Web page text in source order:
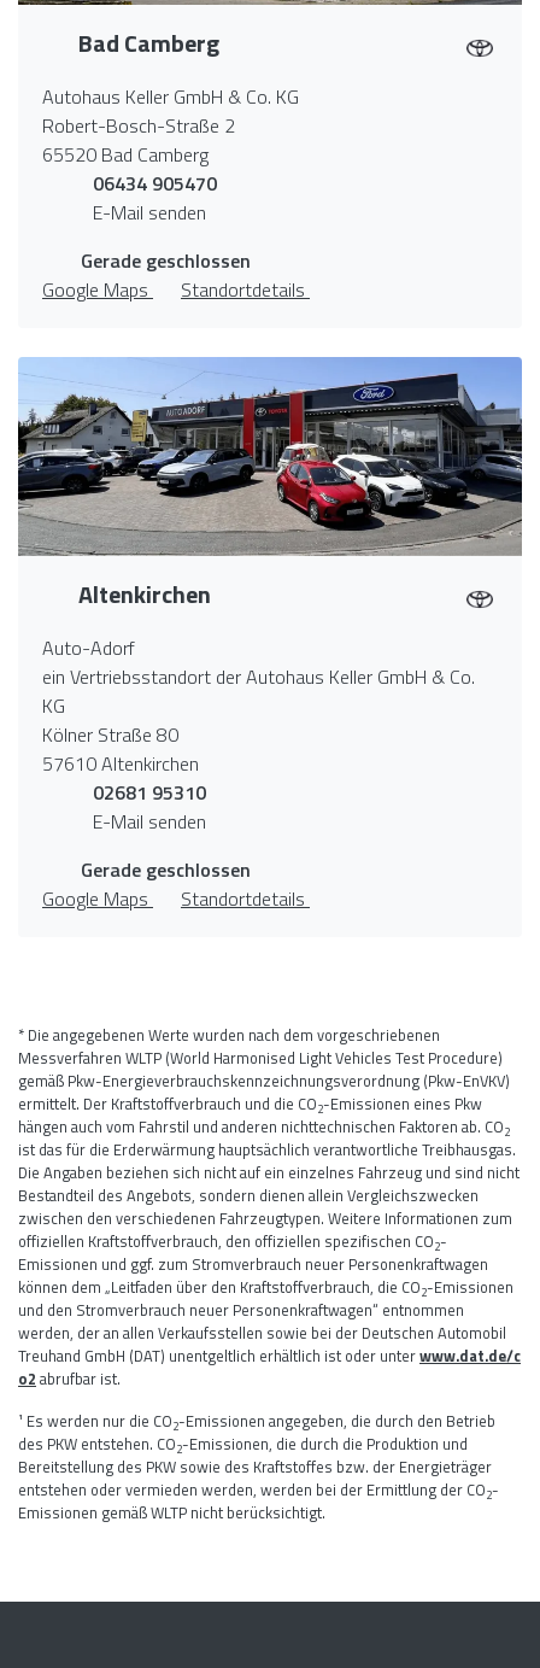
Bad Camberg
Autohaus Keller GmbH & Co. KG
Robert-Bosch-Straße 2
65520 Bad Camberg
06434 905470
E-Mail senden
Gerade geschlossen
Google Maps
Standortdetails
Altenkirchen
Auto-Adorf
ein Vertriebsstandort der Autohaus Keller GmbH & Co.
KG
Kölner Straße 80
57610 Altenkirchen
02681 95310
E-Mail senden
Gerade geschlossen
Google Maps
Standortdetails
* Die angegebenen Werte wurden nach dem vorgeschriebenen
Messverfahren WLTP (World Harmonised Light Vehicles Test Procedure)
gemäß Pkw-Energieverbrauchskennzeichnungsverordnung (Pkw-EnVKV)
ermittelt. Der Kraftstoffverbrauch und die CO2-Emissionen eines Pkw
hängen auch vom Fahrstil und anderen nichttechnischen Faktoren ab. CO2
ist das für die Erderwärmung hauptsächlich verantwortliche Treibhausgas.
Die Angaben beziehen sich nicht auf ein einzelnes Fahrzeug und sind nicht
Bestandteil des Angebots, sondern dienen allein Vergleichszwecken
zwischen den verschiedenen Fahrzeugtypen. Weitere Informationen zum
offiziellen Kraftstoffverbrauch, den offiziellen spezifischen CO2-
Emissionen und ggf. zum Stromverbrauch neuer Personenkraftwagen
können dem „Leitfaden über den Kraftstoffverbrauch, die CO2-Emissionen
und den Stromverbrauch neuer Personenkraftwagen“ entnommen
werden, der an allen Verkaufsstellen sowie bei der Deutschen Automobil
Treuhand GmbH (DAT) unentgeltlich erhältlich ist oder unterwww.dat.de/c
o2 abrufbar ist.
¹ Es werden nur die CO2-Emissionen angegeben, die durch den Betrieb
des PKW entstehen. CO2-Emissionen, die durch die Produktion und
Bereitstellung des PKW sowie des Kraftstoffes bzw. der Energieträger
entstehen oder vermieden werden, werden bei der Ermittlung der CO2-
Emissionen gemäß WLTP nicht berücksichtigt.